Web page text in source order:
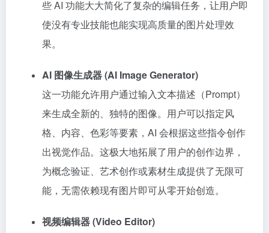
些 AI 功能大大简化了复杂的编辑任务，让用户即
使没有专业技能也能实现高质量的图片处理效
果。
AI 图像生成器 (AI Image Generator)
这一功能允许用户通过输入文本描述（Prompt）
来生成全新的、独特的图像。用户可以指定风
格、内容、色彩等要素，AI 会根据这些指令创作
出视觉作品。这极大地拓展了用户的创作边界，
为概念验证、艺术创作或素材生成提供了无限可
能，无需依赖现有图片即可从零开始创造。
视频编辑器 (Video Editor)